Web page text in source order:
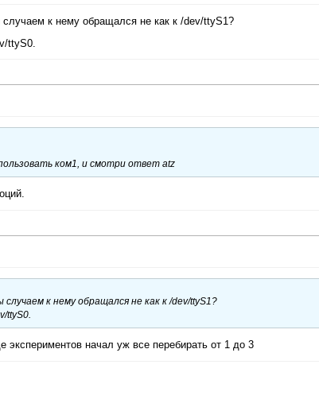
к нему обращался не как к /dev/ttyS1?
ttyS0.
ком1, и смотри ответ atz
к нему обращался не как к /dev/ttyS1?
ttyS0.
экспериментов начал уж все перебирать от 1 до 3